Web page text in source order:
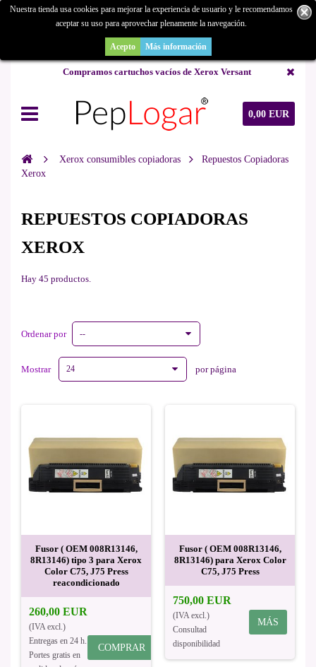
¿Buscas un repuesto de copiadora o buscas una de ocasión y no la
encuentras? Consúltanos.
Compramos cartuchos vacíos de Xerox Versant
0,00 EUR
Nuestra tienda usa cookies para mejorar la experiencia de usuario y le recomendamos
aceptar su uso para aprovechar plenamente la navegación.
Acepto Más información
Xerox consumibles copiadoras
Repuestos Copiadoras
Xerox
REPUESTOS COPIADORAS
XEROX
Hay 45 productos.
Ordenar por --
Mostrar 24 por página
Fusor ( OEM 008R13146,
8R13146) tipo 3 para Xerox
Color C75, J75 Press
reacondicionado
260,00 EUR
(IVA excl.)
Entregas en 24 h.
Portes gratis en
COMPRAR
Fusor ( OEM 008R13146,
8R13146) para Xerox Color
C75, J75 Press
750,00 EUR
(IVA excl.)
Consultad
disponibilidad
MÁS